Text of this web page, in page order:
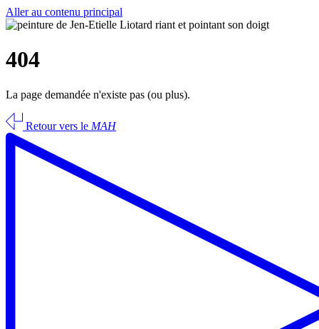
Aller au contenu principal
404
La page demandée n'existe pas (ou plus).
Retour vers le MAH